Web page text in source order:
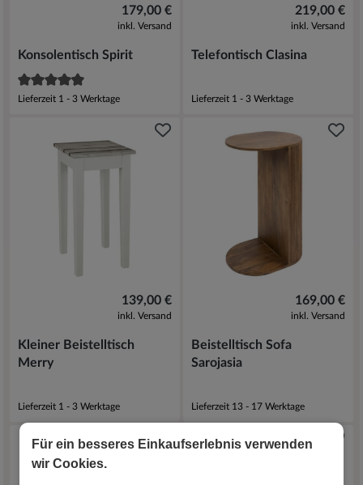
Für ein besseres Einkaufserlebnis verwenden
wir Cookies.
179,00 €
inkl. Versand
Konsolentisch Spirit
Lieferzeit 1 - 3 Werktage
219,00 €
inkl. Versand
Telefontisch Clasina
Lieferzeit 1 - 3 Werktage
139,00 €
inkl. Versand
Kleiner Beistelltisch
Merry
Lieferzeit 1 - 3 Werktage
169,00 €
inkl. Versand
Beistelltisch Sofa
Sarojasia
Lieferzeit 13 - 17 Werktage